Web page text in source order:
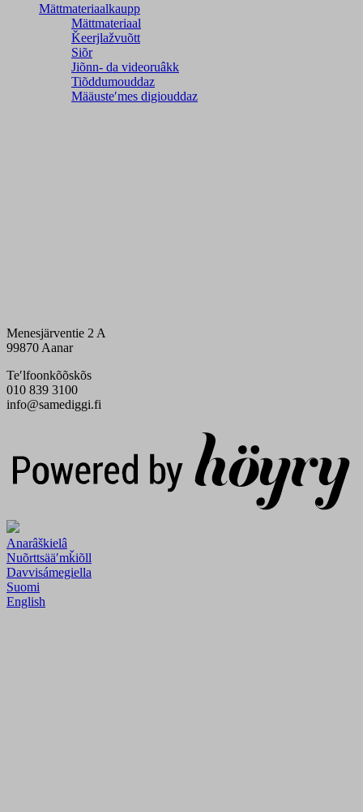
Mättmateriaalkaupp
Mättmateriaal
Ǩeerjlažvuõtt
Siõr
Jiõnn- da videoruâkk
Tiõddumouddaz
Määusteʹmes digiouddaz
Menesjärventie 2 A
99870 Aanar
Teʹlfoonkõõskõs
010 839 3100
info@samediggi.fi
Anarâškielâ
Nuõrttsääʹmǩiõll
Davvisámegiella
Suomi
English